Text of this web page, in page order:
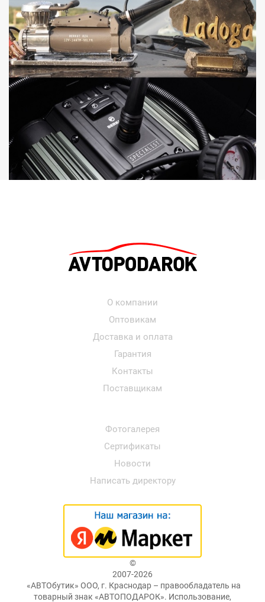
О компании
Оптовикам
Доставка и оплата
Гарантия
Контакты
Поставщикам
Фотогалерея
Сертификаты
Новости
Написать директору
©
2007-2026
«АВТОбутик» ООО, г. Краснодар – правообладатель на
товарный знак «АВТОПОДАРОК». Использование,